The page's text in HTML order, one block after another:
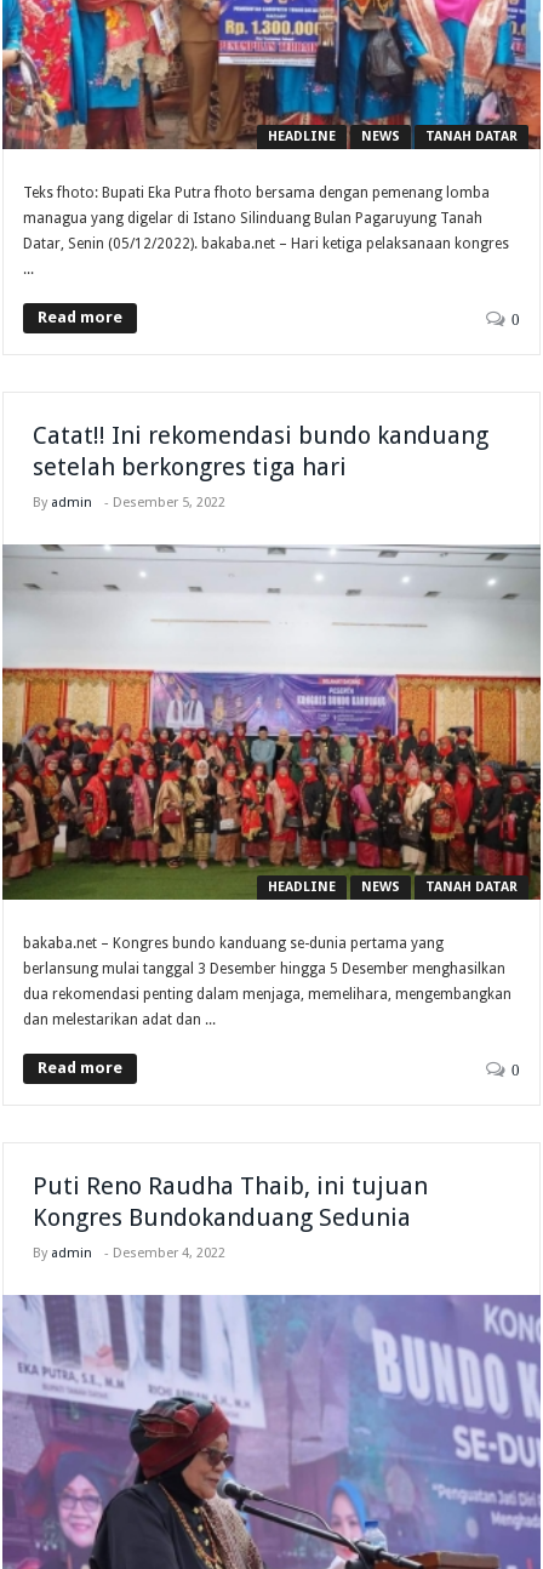
HEADLINE NEWS TANAH DATAR
Teks fhoto: Bupati Eka Putra fhoto bersama dengan pemenang lomba
managua yang digelar di Istano Silinduang Bulan Pagaruyung Tanah
Datar, Senin (05/12/2022). bakaba.net – Hari ketiga pelaksanaan kongres
...
Read more 0
Catat!! Ini rekomendasi bundo kanduang
setelah berkongres tiga hari
By admin - Desember 5, 2022
HEADLINE NEWS TANAH DATAR
bakaba.net – Kongres bundo kanduang se-dunia pertama yang
berlansung mulai tanggal 3 Desember hingga 5 Desember menghasilkan
dua rekomendasi penting dalam menjaga, memelihara, mengembangkan
dan melestarikan adat dan ...
Read more 0
Puti Reno Raudha Thaib, ini tujuan
Kongres Bundokanduang Sedunia
By admin - Desember 4, 2022